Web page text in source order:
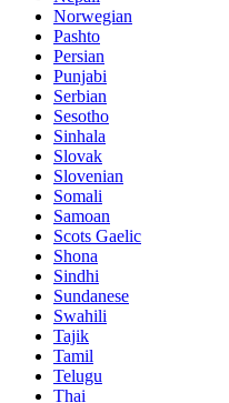
Norwegian
Pashto
Persian
Punjabi
Serbian
Sesotho
Sinhala
Slovak
Slovenian
Somali
Samoan
Scots Gaelic
Shona
Sindhi
Sundanese
Swahili
Tajik
Tamil
Telugu
Thai